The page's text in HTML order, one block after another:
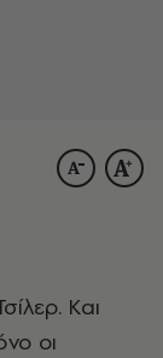
Και
οι